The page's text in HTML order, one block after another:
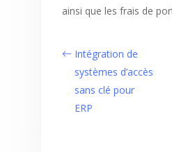
ainsi que les frais de
Intégration de
systèmes d’accès
sans clé pour
ERP